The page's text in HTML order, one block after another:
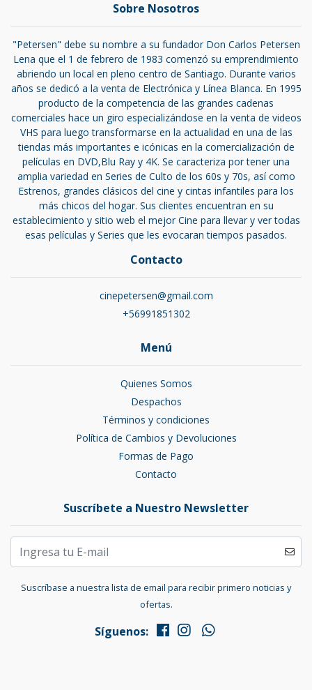
Sobre Nosotros
"Petersen" debe su nombre a su fundador Don Carlos Petersen
Lena que el 1 de febrero de 1983 comenzó su emprendimiento
abriendo un local en pleno centro de Santiago. Durante varios
años se dedicó a la venta de Electrónica y Línea Blanca. En 1995
producto de la competencia de las grandes cadenas
comerciales hace un giro especializándose en la venta de videos
VHS para luego transformarse en la actualidad en una de las
tiendas más importantes e icónicas en la comercialización de
películas en DVD,Blu Ray y 4K. Se caracteriza por tener una
amplia variedad en Series de Culto de los 60s y 70s, así como
Estrenos, grandes clásicos del cine y cintas infantiles para los
más chicos del hogar. Sus clientes encuentran en su
establecimiento y sitio web el mejor Cine para llevar y ver todas
esas películas y Series que les evocaran tiempos pasados.
Contacto
cinepetersen@gmail.com
+56991851302
Menú
Quienes Somos
Despachos
Términos y condiciones
Política de Cambios y Devoluciones
Formas de Pago
Contacto
Suscríbete a Nuestro Newsletter
Suscríbase a nuestra lista de email para recibir primero noticias y
ofertas.
Síguenos: